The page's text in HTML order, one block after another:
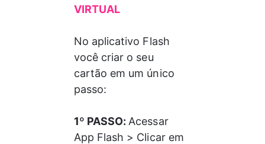
VIRTUAL
No aplicativo Flash
você criar o seu
cartão em um único
passo:
1º PASSO: Acessar
App Flash > Clicar em